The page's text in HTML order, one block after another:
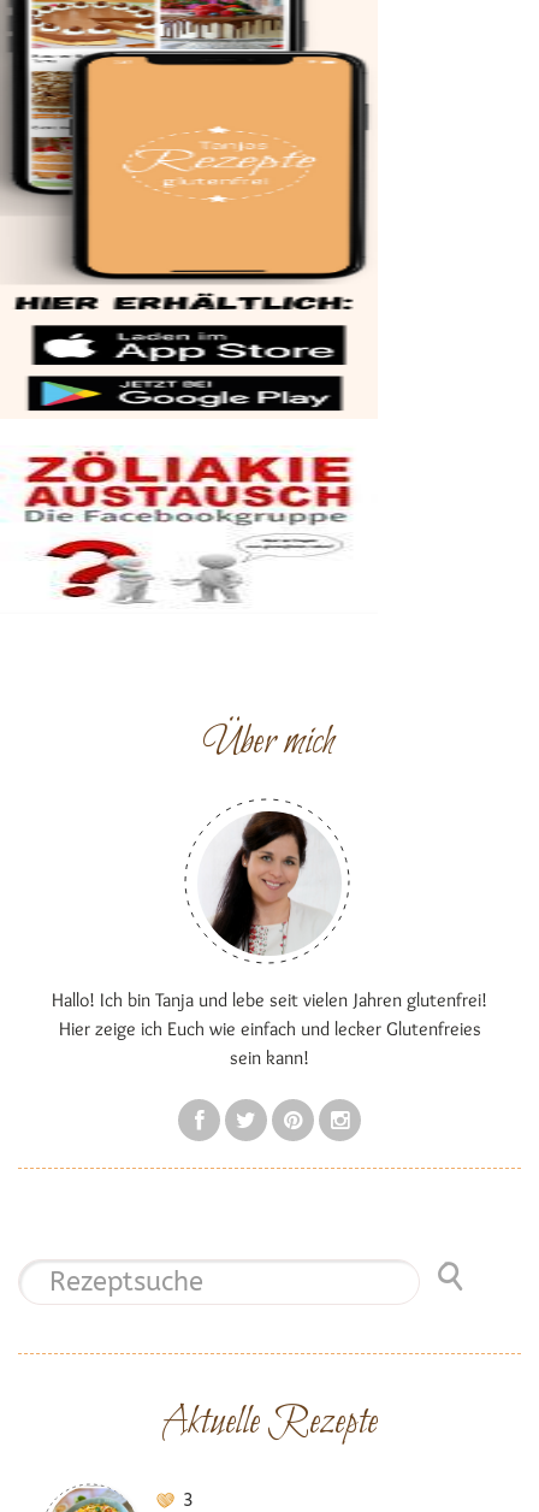
Über mich
Hallo! Ich bin Tanja und lebe seit vielen Jahren glutenfrei!
Hier zeige ich Euch wie einfach und lecker Glutenfreies
sein kann!
Aktuelle Rezepte
3